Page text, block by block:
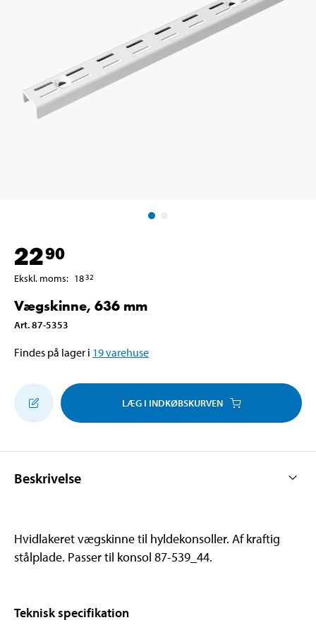
2290
Ekskl. moms: 1832
Vægskinne, 636 mm
Art.87-5353
Findes på lager i 19varehuse
LÆG I INDKØBSKURVEN
Beskrivelse
Hvidlakeret vægskinne til hyldekonsoller. Af kraftig
stålplade. Passer til konsol 87-539_44.
Teknisk specifikation